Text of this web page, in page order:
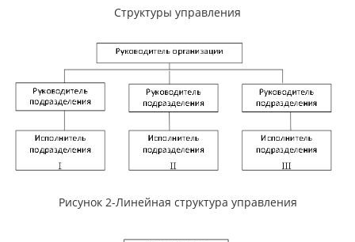
Структуры управления
Рисунок 2-Линейная структура управления